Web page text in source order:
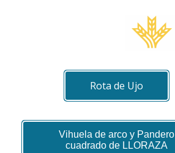
Rota de Ujo
Vihuela de arco y Pandero
cuadrado de LLORAZA